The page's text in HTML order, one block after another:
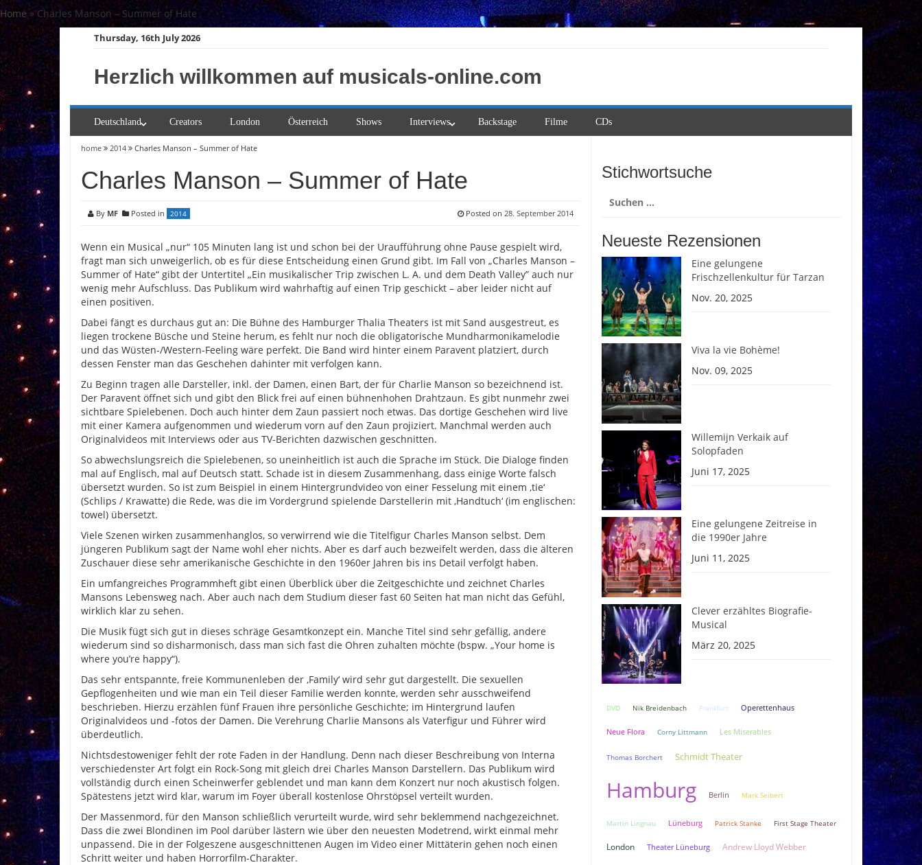
Skip
to
Home » Charles Manson – Summer of Hate
Thursday, 16th July 2026
Herzlich willkommen auf musicals-online.com
Deutschland Creators London Österreich Shows Interviews Backstage Filme CDs
home 2014 Charles Manson – Summer of Hate
Charles Manson – Summer of Hate
By MF Posted in 2014 Posted on 28. September 2014
Wenn ein Musical „nur“ 105 Minuten lang ist und schon bei der Uraufführung ohne Pause gespielt wird,
fragt man sich unweigerlich, ob es für diese Entscheidung einen Grund gibt. Im Fall von „Charles Manson –
Summer of Hate“ gibt der Untertitel „Ein musikalischer Trip zwischen L. A. und dem Death Valley” auch nur
wenig mehr Aufschluss. Das Publikum wird wahrhaftig auf einen Trip geschickt – aber leider nicht auf
einen positiven.
Dabei fängt es durchaus gut an: Die Bühne des Hamburger Thalia Theaters ist mit Sand ausgestreut, es
liegen trockene Büsche und Steine herum, es fehlt nur noch die obligatorische Mundharmonikamelodie
und das Wüsten-/Western-Feeling wäre perfekt. Die Band wird hinter einem Paravent platziert, durch
dessen Fenster man das Geschehen dahinter mit verfolgen kann.
Zu Beginn tragen alle Darsteller, inkl. der Damen, einen Bart, der für Charlie Manson so bezeichnend ist.
Der Paravent öffnet sich und gibt den Blick frei auf einen bühnenhohen Drahtzaun. Es gibt nunmehr zwei
sichtbare Spielebenen. Doch auch hinter dem Zaun passiert noch etwas. Das dortige Geschehen wird live
mit einer Kamera aufgenommen und wiederum vorn auf den Zaun projiziert. Manchmal werden auch
Originalvideos mit Interviews oder aus TV-Berichten dazwischen geschnitten.
So abwechslungsreich die Spielebenen, so uneinheitlich ist auch die Sprache im Stück. Die Dialoge finden
mal auf Englisch, mal auf Deutsch statt. Schade ist in diesem Zusammenhang, dass einige Worte falsch
übersetzt wurden. So ist zum Beispiel in einem Hintergrundvideo von einer Fesselung mit einem ‚tie‘
(Schlips / Krawatte) die Rede, was die im Vordergrund spielende Darstellerin mit ‚Handtuch‘ (im englischen:
towel) übersetzt.
Viele Szenen wirken zusammenhanglos, so verwirrend wie die Titelfigur Charles Manson selbst. Dem
jüngeren Publikum sagt der Name wohl eher nichts. Aber es darf auch bezweifelt werden, dass die älteren
Zuschauer diese sehr amerikanische Geschichte in den 1960er Jahren bis ins Detail verfolgt haben.
Ein umfangreiches Programmheft gibt einen Überblick über die Zeitgeschichte und zeichnet Charles
Mansons Lebensweg nach. Aber auch nach dem Studium dieser fast 60 Seiten hat man nicht das Gefühl,
wirklich klar zu sehen.
Die Musik fügt sich gut in dieses schräge Gesamtkonzept ein. Manche Titel sind sehr gefällig, andere
wiederum sind so disharmonisch, dass man sich fast die Ohren zuhalten möchte (bspw. „Your home is
where you’re happy“).
Das sehr entspannte, freie Kommunenleben der ‚Family‘ wird sehr gut dargestellt. Die sexuellen
Gepflogenheiten und wie man ein Teil dieser Familie werden konnte, werden sehr ausschweifend
beschrieben. Hierzu erzählen fünf Frauen ihre persönliche Geschichte; im Hintergrund laufen
Originalvideos und -fotos der Damen. Die Verehrung Charlie Mansons als Vaterfigur und Führer wird
überdeutlich.
Nichtsdestoweniger fehlt der rote Faden in der Handlung. Denn nach dieser Beschreibung von Interna
verschiedenster Art folgt ein Rock-Song mit gleich drei Charles Manson Darstellern. Das Publikum wird
vollständig durch einen Scheinwerfer geblendet und man kann dem Konzert nur noch akustisch folgen.
Spätestens jetzt wird klar, warum im Foyer überall kostenlose Ohrstöpsel verteilt wurden.
Der Massenmord, für den Manson schließlich verurteilt wurde, wird sehr beklemmend nachgezeichnet.
Dass die zwei Blondinen im Pool darüber lästern wie über den neuesten Modetrend, wirkt einmal mehr
unpassend. Die in der Folgeszene ausgeschnittenen Augen im Video einer Mittäterin gehen noch einen
Schritt weiter und haben Horrorfilm-Charakter.
Stichwortsuche
nach:
Neueste Rezensionen
Eine gelungene
Frischzellenkultur für Tarzan
Nov. 20, 2025
Viva la vie Bohème!
Nov. 09, 2025
Willemijn Verkaik auf
Solopfaden
Juni 17, 2025
Eine gelungene Zeitreise in
die 1990er Jahre
Juni 11, 2025
Clever erzähltes Biografie-
Musical
März 20, 2025
DVD Nik Breidenbach Frankfurt Operettenhaus
Neue Flora Corny Littmann Les Miserables
Thomas Borchert Schmidt Theater
Hamburg Berlin Mark Seibert
Martin Lingnau Lüneburg Patrick Stanke First Stage Theater
London Theater Lüneburg Andrew Lloyd Webber